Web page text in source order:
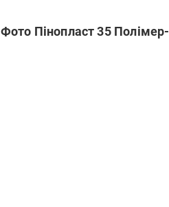
Фото Пінопласт 35